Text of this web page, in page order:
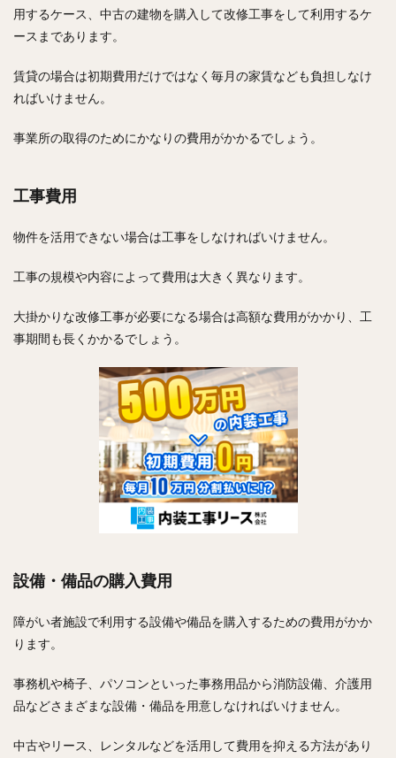
用するケース、中古の建物を購入して改修工事をして利用するケ
ースまであります。
賃貸の場合は初期費用だけではなく毎月の家賃なども負担しなけ
ればいけません。
事業所の取得のためにかなりの費用がかかるでしょう。
工事費用
物件を活用できない場合は工事をしなければいけません。
工事の規模や内容によって費用は大きく異なります。
大掛かりな改修工事が必要になる場合は高額な費用がかかり、工
事期間も長くかかるでしょう。
設備・備品の購入費用
障がい者施設で利用する設備や備品を購入するための費用がかか
ります。
事務机や椅子、パソコンといった事務用品から消防設備、介護用
品などさまざまな設備・備品を用意しなければいけません。
中古やリース、レンタルなどを活用して費用を抑える方法があり